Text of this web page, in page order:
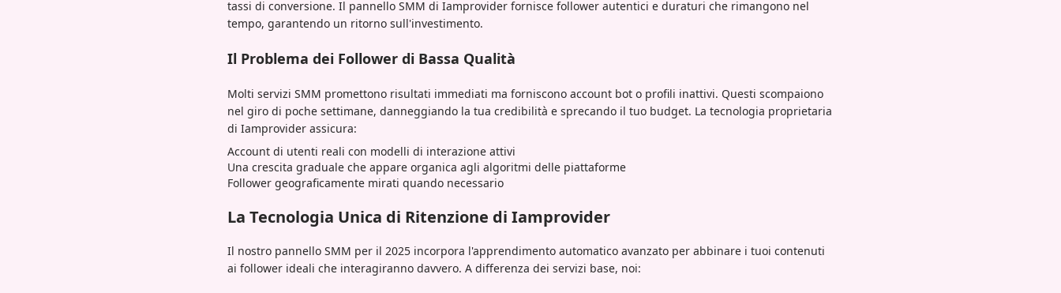
tassi di conversione. Il pannello SMM di Iamprovider fornisce follower autentici e duraturi che rimangono nel
tempo, garantendo un ritorno sull'investimento.
Il Problema dei Follower di Bassa Qualità
Molti servizi SMM promettono risultati immediati ma forniscono account bot o profili inattivi. Questi scompaiono
nel giro di poche settimane, danneggiando la tua credibilità e sprecando il tuo budget. La tecnologia proprietaria
di Iamprovider assicura:
Account di utenti reali con modelli di interazione attivi
Una crescita graduale che appare organica agli algoritmi delle piattaforme
Follower geograficamente mirati quando necessario
La Tecnologia Unica di Ritenzione di Iamprovider
Il nostro pannello SMM per il 2025 incorpora l'apprendimento automatico avanzato per abbinare i tuoi contenuti
ai follower ideali che interagiranno davvero. A differenza dei servizi base, noi: